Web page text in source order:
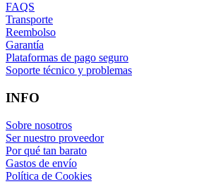
FAQS
Transporte
Reembolso
Garantía
Plataformas de pago seguro
Soporte técnico y problemas
INFO
Sobre nosotros
Ser nuestro proveedor
Por qué tan barato
Gastos de envío
Política de Cookies